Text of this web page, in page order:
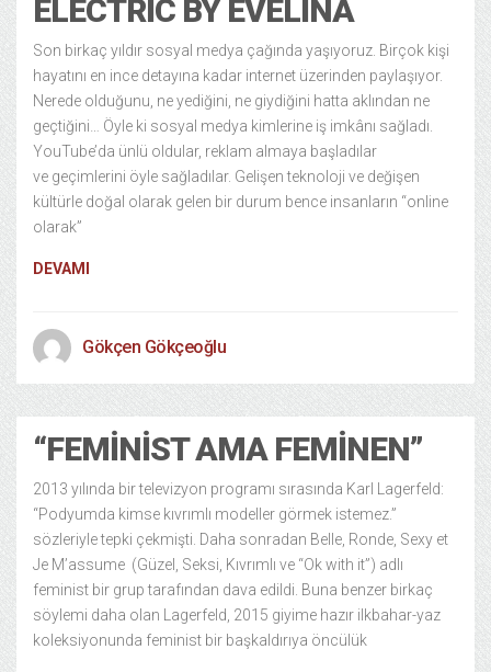
ELECTRIC BY EVELINA
Son birkaç yıldır sosyal medya çağında yaşıyoruz. Birçok kişi
hayatını en ince detayına kadar internet üzerinden paylaşıyor.
Nerede olduğunu, ne yediğini, ne giydiğini hatta aklından ne
geçtiğini… Öyle ki sosyal medya kimlerine iş imkânı sağladı.
YouTube’da ünlü oldular, reklam almaya başladılar
ve geçimlerini öyle sağladılar. Gelişen teknoloji ve değişen
kültürle doğal olarak gelen bir durum bence insanların “online
olarak”
DEVAMI
Gökçen Gökçeoğlu
“FEMINIST AMA FEMINEN”
2013 yılında bir televizyon programı sırasında Karl Lagerfeld:
“Podyumda kimse kıvrımlı modeller görmek istemez.”
sözleriyle tepki çekmişti. Daha sonradan Belle, Ronde, Sexy et
Je M’assume (Güzel, Seksi, Kıvrımlı ve “Ok with it”) adlı
feminist bir grup tarafından dava edildi. Buna benzer birkaç
söylemi daha olan Lagerfeld, 2015 giyime hazır ilkbahar-yaz
koleksiyonunda feminist bir başkaldırıya öncülük